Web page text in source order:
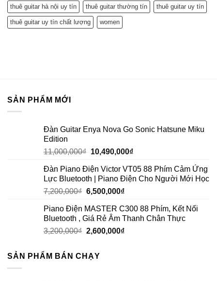
thuê guitar hà nội uy tín thuê guitar thường tín thuê guitar uy tín
thuê guitar uy tín chất lượng women
SẢN PHẨM MỚI
Đàn Guitar Enya Nova Go Sonic Hatsune Miku
Edition
11,000,000₫ 10,490,000₫
Đàn Piano Điện Victor VT05 88 Phím Cảm Ứng
Lực Bluetooth | Piano Điện Cho Người Mới Học
7,200,000₫ 6,500,000₫
Piano Điện MASTER C300 88 Phím, Kết Nối
Bluetooth , Giá Rẻ Âm Thanh Chân Thực
3,200,000₫ 2,600,000₫
SẢN PHẨM BÁN CHẠY